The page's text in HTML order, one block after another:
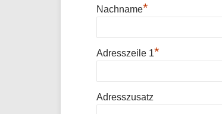
Nachname*
Adresszeile 1*
Adresszusatz